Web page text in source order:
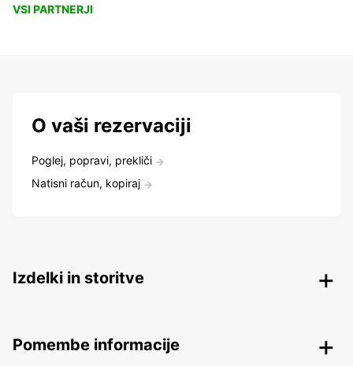
VSI PARTNERJI
O vaši rezervaciji
Poglej, popravi, prekliči
Natisni račun, kopiraj
Izdelki in storitve
Pomembe informacije